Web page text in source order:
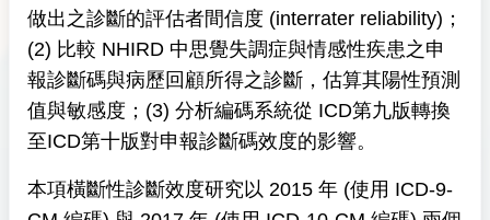
做出之診斷的評估者間信度 (interrater reliability)；
(2) 比較 NHIRD 中思覺失調症與情感性疾患之申
報診斷碼與病歷回顧所得之診斷，估算其陽性預測
值與敏感度；(3) 分析編碼系統從 ICD第九版轉換
至ICD第十版對申報診斷碼效度的影響。
本項橫斷性診斷效度研究以 2015 年 (使用 ICD-9-